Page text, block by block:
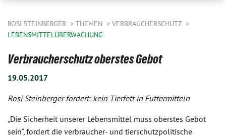
ROSI STEINBERGER THEMEN
VERBRAUCHERSCHUTZ
LEBENSMITTELÜBERWACHUNG
Verbraucherschutz oberstes Gebot
19.05.2017
Rosi Steinberger fordert: kein Tierfett in Futtermitteln
„Die Sicherheit unserer Lebensmittel muss oberstes Gebot
sein“, fordert die verbraucher- und tierschutzpolitische